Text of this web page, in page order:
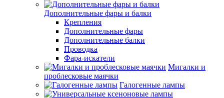
Дополнительные фары и балки
Крепления
Дополнительные фары
Дополнительные балки
Проводка
Фара-искатели
Мигалки и
проблесковые маячки
Галогенные лампы